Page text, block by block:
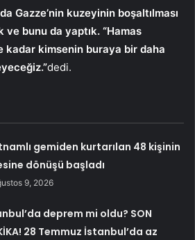
Gazze’nin kuzeyinin boşaltılması
ve bunu da yaptık. “Hamas
kadar kimsenin buraya bir daha
dedi.
gemiden kurtarılan 48 kişinin
dönüşü başladı
9, 2026
deprem mi oldu? SON
28 Temmuz İstanbul’da az